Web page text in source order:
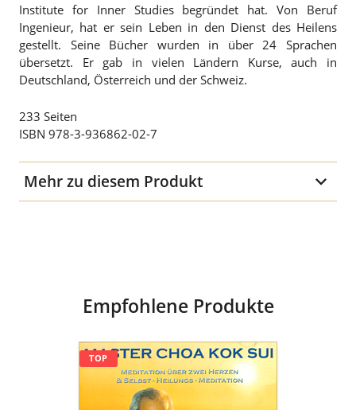
Institute for Inner Studies begründet hat. Von Beruf
Ingenieur, hat er sein Leben in den Dienst des Heilens
gestellt. Seine Bücher wurden in über 24 Sprachen
übersetzt. Er gab in vielen Ländern Kurse, auch in
Deutschland, Österreich und der Schweiz.
233 Seiten
ISBN 978-3-936862-02-7
Mehr zu diesem Produkt
Empfohlene Produkte
Master
Choa
Kok
TOP